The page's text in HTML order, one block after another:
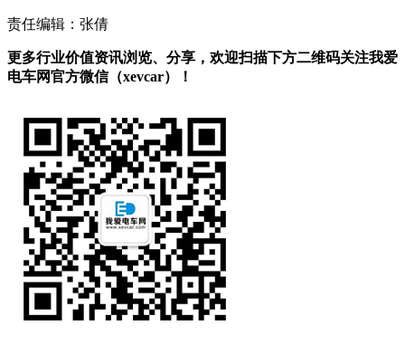
责任编辑：张倩
更多行业价值资讯浏览、分享，欢迎扫描下方二维码关注我爱
电车网官方微信（xevcar）！